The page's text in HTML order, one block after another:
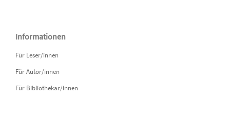
Informationen
Für Leser/innen
Für Autor/innen
Für Bibliothekar/innen